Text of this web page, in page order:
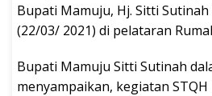
Bupati Mamuju, Hj. Sitti
(22/03/ 2021) di pelataran
Bupati Mamuju Sitti Sutinah
menyampaikan, kegiatan